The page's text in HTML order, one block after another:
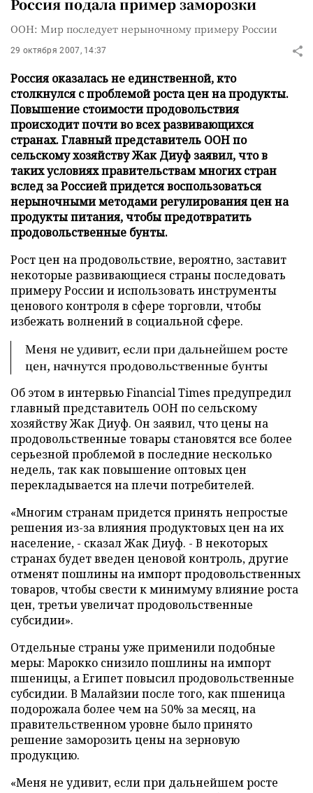
Россия подала пример заморозки
ООН: Мир последует нерыночному примеру России
29 октября 2007, 14:37
Россия оказалась не единственной, кто
столкнулся с проблемой роста цен на продукты.
Повышение стоимости продовольствия
происходит почти во всех развивающихся
странах. Главный представитель ООН по
сельскому хозяйству Жак Диуф заявил, что в
таких условиях правительствам многих стран
вслед за Россией придется воспользоваться
нерыночными методами регулирования цен на
продукты питания, чтобы предотвратить
продовольственные бунты.
Рост цен на продовольствие, вероятно, заставит
некоторые развивающиеся страны последовать
примеру России и использовать инструменты
ценового контроля в сфере торговли, чтобы
избежать волнений в социальной сфере.
Меня не удивит, если при дальнейшем росте
цен, начнутся продовольственные бунты
Об этом в интервью Financial Times предупредил
главный представитель ООН по сельскому
хозяйству Жак Диуф. Он заявил, что цены на
продовольственные товары становятся все более
серьезной проблемой в последние несколько
недель, так как повышение оптовых цен
перекладывается на плечи потребителей.
«Многим странам придется принять непростые
решения из-за влияния продуктовых цен на их
население, - сказал Жак Диуф. - В некоторых
странах будет введен ценовой контроль, другие
отменят пошлины на импорт продовольственных
товаров, чтобы свести к минимуму влияние роста
цен, третьи увеличат продовольственные
субсидии».
Отдельные страны уже применили подобные
меры: Марокко снизило пошлины на импорт
пшеницы, а Египет повысил продовольственные
субсидии. В Малайзии после того, как пшеница
подорожала более чем на 50% за месяц, на
правительственном уровне было принято
решение заморозить цены на зерновую
продукцию.
«Меня не удивит, если при дальнейшем росте